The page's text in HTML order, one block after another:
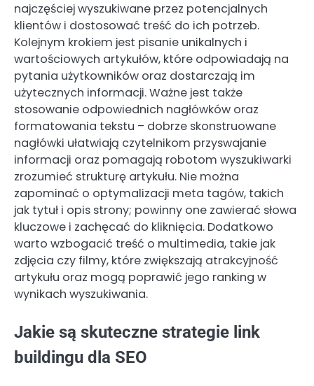
najczęściej wyszukiwane przez potencjalnych
klientów i dostosować treść do ich potrzeb.
Kolejnym krokiem jest pisanie unikalnych i
wartościowych artykułów, które odpowiadają na
pytania użytkowników oraz dostarczają im
użytecznych informacji. Ważne jest także
stosowanie odpowiednich nagłówków oraz
formatowania tekstu – dobrze skonstruowane
nagłówki ułatwiają czytelnikom przyswajanie
informacji oraz pomagają robotom wyszukiwarki
zrozumieć strukturę artykułu. Nie można
zapominać o optymalizacji meta tagów, takich
jak tytuł i opis strony; powinny one zawierać słowa
kluczowe i zachęcać do kliknięcia. Dodatkowo
warto wzbogacić treść o multimedia, takie jak
zdjęcia czy filmy, które zwiększają atrakcyjność
artykułu oraz mogą poprawić jego ranking w
wynikach wyszukiwania.
Jakie są skuteczne strategie link
buildingu dla SEO